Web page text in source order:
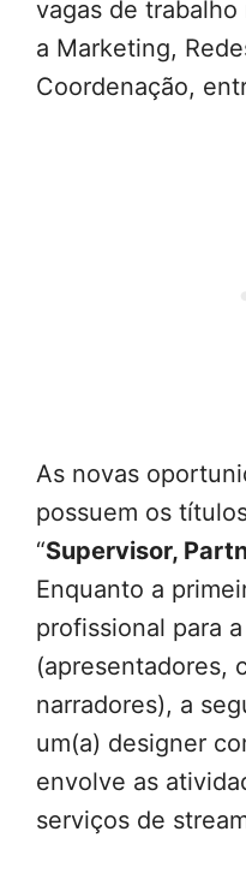
vagas de
a Marketing,
Coordenação,
As novas
possuem os
“Supervisor,
Enquanto a
profissional para
(apresentadores,
narradores), a
um(a) designer
envolve as
serviços de